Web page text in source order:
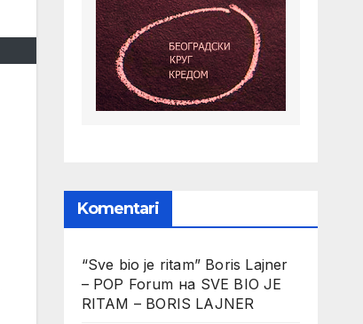
Komentari
“Sve bio je ritam” Boris Lajner
– POP Forum на SVE BIO JE
RITAM – BORIS LAJNER